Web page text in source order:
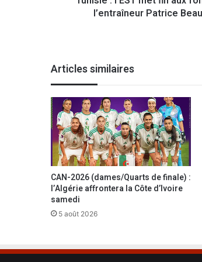
t
f
i
n
a
x
n
c
t
l’entraîneur Patrice
Articles similaires
CAN-2026 (dames/Quarts de finale) :
l’Algérie affrontera la Côte d’Ivoire
samedi
5 août 2026